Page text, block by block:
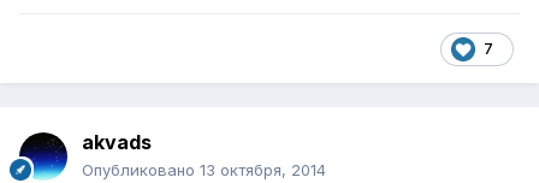
7
akvads
Опубликовано 13 октября, 2014